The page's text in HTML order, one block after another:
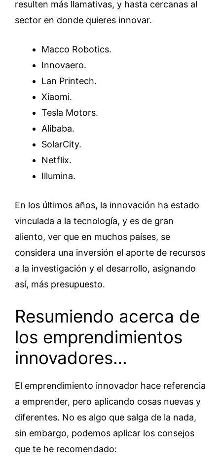
resulten más llamativas, y hasta cercanas al
sector en donde quieres innovar.
Macco Robotics.
Innovaero.
Lan Printech.
Xiaomi.
Tesla Motors.
Alibaba.
SolarCity.
Netflix.
Illumina.
En los últimos años, la innovación ha estado
vinculada a la tecnología, y es de gran
aliento, ver que en muchos países, se
considera una inversión el aporte de recursos
a la investigación y el desarrollo, asignando
así, más presupuesto.
Resumiendo acerca de
los emprendimientos
innovadores…
El emprendimiento innovador hace referencia
a emprender, pero aplicando cosas nuevas y
diferentes. No es algo que salga de la nada,
sin embargo, podemos aplicar los consejos
que te he recomendado: